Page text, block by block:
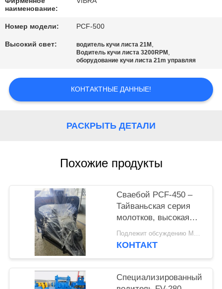
СВЯЖИТЕСЬ
МЫ
СЛУЧАИ
СПРОСИТЕ
SITEMAP
PRIVACY
POLICY
наименование:
Номер модели: PCF-500
Высокий свет: водитель кучи листа 21M ,
Водитель кучи листа 3200RPM ,
оборудование кучи листа 21m управляя
КОНТАКТНЫЕ ДАННЫЕ!
РАСКРЫТЬ ДЕТАЛИ
Похожие продукты
Сваебой PCF-450 –
Тайваньская серия
молотков, высокая
взаимозаменяемость
деталей и усилие 535
Подлежит обсуждению MOQ:1 комплект
КОНТАКТ
Специализированный